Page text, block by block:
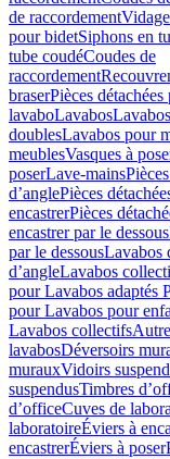
de raccordement
pour bidetSiphons en
tube coudéCoudes de
raccordement
braserPièces
lavaboLavabosLavabos
doublesLavabos pour
meublesVasques à
poserLave-mains
d’anglePièces
encastrerPièces
encastrer par le dessous
par le dessousLavabos
d’angleLavabos
pour Lavabos adaptés
pour Lavabos pour
Lavabos collectifs
lavabosDéversoirs
murauxVidoirs
suspendusTimbres
dʼofficeCuves de
laboratoireÉviers à
encastrerÉviers à poser